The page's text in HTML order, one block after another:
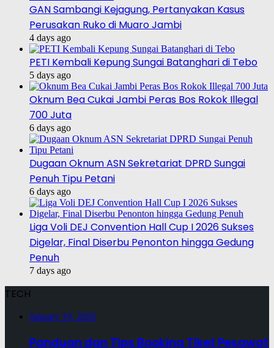
GAN Sambangi Kejagung, Pertanyakan Kasus
Perusakan Ruko di Muaro Jambi
4 days ago
PETI Kembali Kepung Sungai Batanghari di Tebo
5 days ago
Oknum Bea Cukai Jambi Peras Bos Rokok Illegal
700 Juta
6 days ago
Dugaan Oknum ASN Sekretariat DPRD Sungai
Penuh Tipu Petani
6 days ago
Liga Voli DEJ Convention Hall Cup I 2026 Sukses
Digelar, Final Diserbu Penonton hingga Gedung
Penuh
7 days ago
TECH
January 19, 2026
Panduan dan Tips Booking Tiket Pesawat